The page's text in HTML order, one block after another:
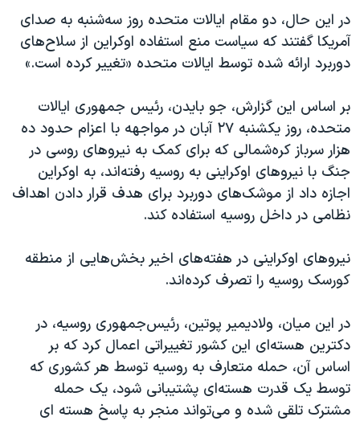
در این حال، دو مقام ایالات متحده روز سه‌شنبه به صدای
آمریکا گفتند که سیاست منع استفاده اوکراین از سلاح‌های
دوربرد ارائه شده توسط ایالات متحده «تغییر کرده است.»
بر اساس این گزارش، جو بایدن، رئیس جمهوری ایالات
متحده، روز یکشنبه ۲۷ آبان در مواجهه با اعزام حدود ده
هزار سرباز کره‌شمالی که برای کمک‌ به نیروهای روسی در
جنگ با نیروهای اوکراینی به روسیه رفته‌اند، به اوکراین
اجازه داد از موشک‌های دوربرد برای هدف قرار دادن اهداف
نظامی در داخل روسیه استفاده کند.
نیروهای اوکراینی در هفته‌های اخیر بخش‌هایی از منطقه
کورسک روسیه را تصرف کرده‌اند.
در این میان، ولادیمیر پوتین، رئیس‌جمهوری روسیه، در
دکترین هسته‌ای این کشور تغییراتی اعمال کرد که بر
اساس آن، حمله متعارف به روسیه توسط هر کشوری که
توسط یک قدرت هسته‌ای پشتیبانی شود، یک حمله
مشترک تلقی شده و می‌تواند منجر به پاسخ هسته ای